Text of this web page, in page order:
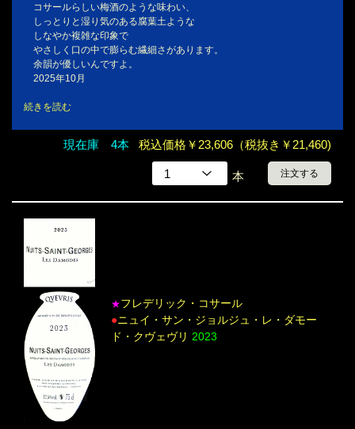
コサールらしい梅酒のような味わい、
しっとりと湿り気のある腐葉土ような
しなやか複雑な印象で
やさしく口の中で膨らむ繊細さがあります。
余韻が優しいんですよ。
2025年10月
続きを読む
現在庫 4本 税込価格￥23,606（税抜き￥21,460)
本 注文する
★フレデリック・コサール
●ニュイ・サン・ジョルジュ・レ・ダモー
ド・クヴェヴリ 2023